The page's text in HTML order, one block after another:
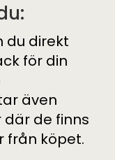
du direkt
för din
även
där de finns
från köpet.